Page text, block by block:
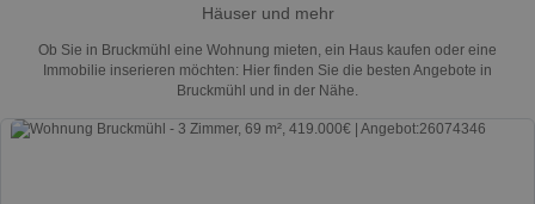
Häuser und mehr
Ob Sie in Bruckmühl eine Wohnung mieten, ein Haus kaufen oder eine
Immobilie inserieren möchten: Hier finden Sie die besten Angebote in
Bruckmühl und in der Nähe.